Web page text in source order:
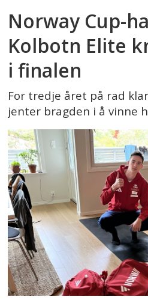
Norway Cup-
Kolbotn Elite
i finalen
For tredje året på rad
jenter bragden i å vinne